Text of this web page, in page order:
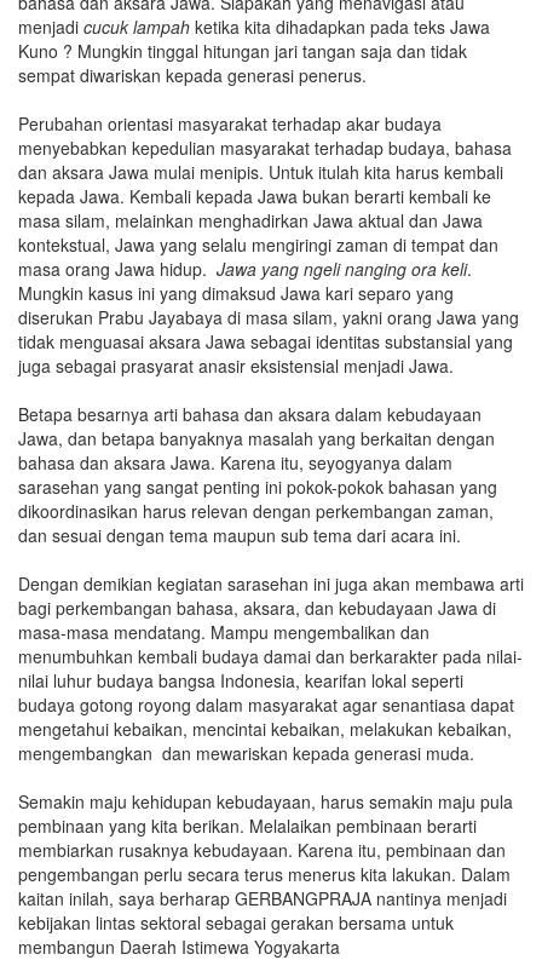
menjadi cucuk lampah ketika kita dihadapkan pada teks Jawa
Kuno ? Mungkin tinggal hitungan jari tangan saja dan tidak
sempat diwariskan kepada generasi penerus.
Perubahan orientasi masyarakat terhadap akar budaya
menyebabkan kepedulian masyarakat terhadap budaya, bahasa
dan aksara Jawa mulai menipis. Untuk itulah kita harus kembali
kepada Jawa. Kembali kepada Jawa bukan berarti kembali ke
masa silam, melainkan menghadirkan Jawa aktual dan Jawa
kontekstual, Jawa yang selalu mengiringi zaman di tempat dan
masa orang Jawa hidup. Jawa yang ngeli nanging ora keli.
Mungkin kasus ini yang dimaksud Jawa kari separo yang
diserukan Prabu Jayabaya di masa silam, yakni orang Jawa yang
tidak menguasai aksara Jawa sebagai identitas substansial yang
juga sebagai prasyarat anasir eksistensial menjadi Jawa.
Betapa besarnya arti bahasa dan aksara dalam kebudayaan
Jawa, dan betapa banyaknya masalah yang berkaitan dengan
bahasa dan aksara Jawa. Karena itu, seyogyanya dalam
sarasehan yang sangat penting ini pokok-pokok bahasan yang
dikoordinasikan harus relevan dengan perkembangan zaman,
dan sesuai dengan tema maupun sub tema dari acara ini.
Dengan demikian kegiatan sarasehan ini juga akan membawa arti
bagi perkembangan bahasa, aksara, dan kebudayaan Jawa di
masa-masa mendatang. Mampu mengembalikan dan
menumbuhkan kembali budaya damai dan berkarakter pada nilai-
nilai luhur budaya bangsa Indonesia, kearifan lokal seperti
budaya gotong royong dalam masyarakat agar senantiasa dapat
mengetahui kebaikan, mencintai kebaikan, melakukan kebaikan,
mengembangkan dan mewariskan kepada generasi muda.
Semakin maju kehidupan kebudayaan, harus semakin maju pula
pembinaan yang kita berikan. Melalaikan pembinaan berarti
membiarkan rusaknya kebudayaan. Karena itu, pembinaan dan
pengembangan perlu secara terus menerus kita lakukan. Dalam
kaitan inilah, saya berharap GERBANGPRAJA nantinya menjadi
kebijakan lintas sektoral sebagai gerakan bersama untuk
membangun Daerah Istimewa Yogyakarta